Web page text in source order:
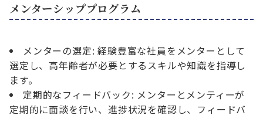
メンターシッププログラム
メンターの選定: 経験豊富な社員をメンターとして
選定し、高年齢者が必要とするスキルや知識を指導し
ます。
定期的なフィードバック: メンターとメンティーが
定期的に面談を行い、進捗状況を確認し、フィードバ